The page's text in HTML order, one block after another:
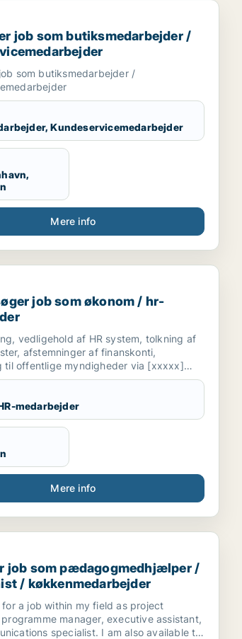
job som butiksmedarbejder /
job som butiksmedarbejder /
som butiksmedarbejder /
Kundeservicemedarbejder
Mere info
job som økonom / hr-medarbejder
job som økonom / hr-
vedligehold af HR system, tolkning af
afstemninger af finanskonti,
til offentlige myndigheder via [xxxxx]
medarbejder
Mere info
/ chauffør
job som pædagogmedhjælper /
job som pædagogmedhjælper /
/ køkkenmedarbejder
for a job within my field as project
manager, executive assistant,
specialist. I am also available to